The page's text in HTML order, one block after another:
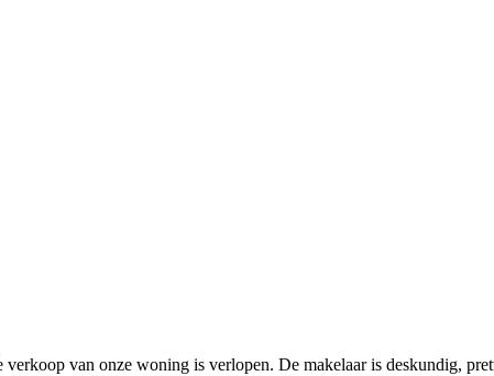
van onze woning is verlopen. De makelaar is deskundig,